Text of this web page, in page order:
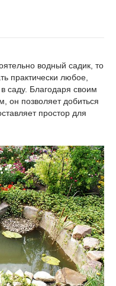
водный садик, то
практически любое,
саду. Благодаря своим
он позволяет добиться
простор для